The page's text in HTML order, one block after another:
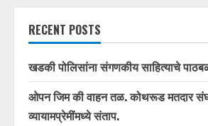
RECENT POSTS
खडकी पोलिसांना संगणकीय साहित्याचे
ओपन जिम की वाहन तळ. कोथरूड मतदार
व्यायामप्रेमींमध्ये संताप.